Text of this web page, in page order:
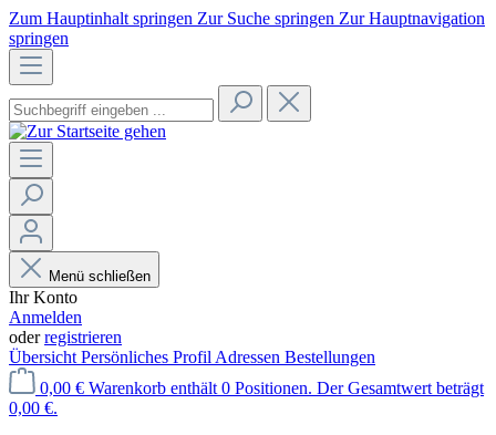
Zum Hauptinhalt springen Zur Suche springen Zur Hauptnavigation
springen
Menü schließen
Ihr Konto
Anmelden
oderregistrieren
Übersicht Persönliches Profil Adressen Bestellungen
0,00 € Warenkorb enthält 0 Positionen. Der Gesamtwert beträgt
0,00 €.